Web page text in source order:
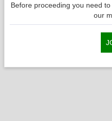
Before proceeding you need
our